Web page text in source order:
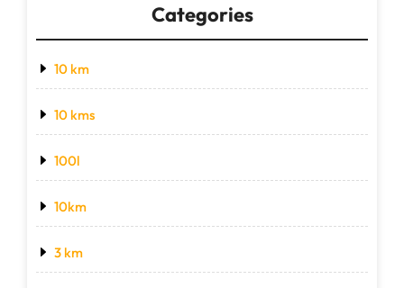
Categories
10 km
10 kms
100l
10km
3 km